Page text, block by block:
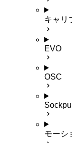
キャリ
EVO
OSC
モーシ